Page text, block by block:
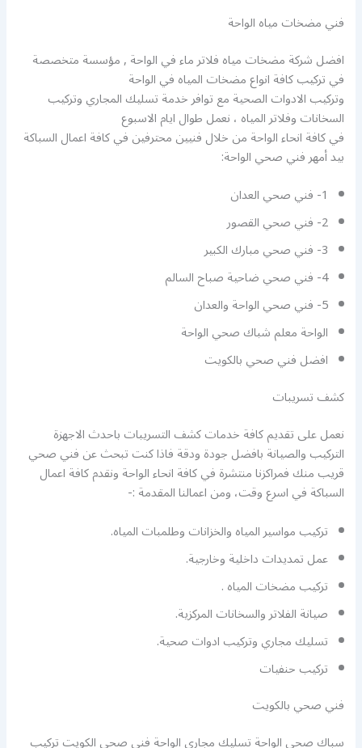
فني مضخات مياه الواحة
افضل شركة مضخات مياه فلاتر ماء في الواحة , مؤسسة متخصصة
في تركيب كافة انواع مضخات المياه في الواحة
وتركيب الادوات الصحية مع توافر خدمة تسليك المجاري وتركيب
السخانات وفلاتر المياه ، نعمل طوال ايام الاسبوع
في كافة انحاء الواحة من خلال فنيين محترفين في كافة اعمال السباكة
بيد أمهر فني صحي الواحة:
1- فني صحي العدان
2- فني صحي القصور
3- فني صحي مبارك الكبير
4- فني صحي ضاحية صباح السالم
5- فني صحي الواحة والعدان
الواحة معلم شباك صحي الواحة
افضل فني صحي بالكويت
كشف تسريبات
نعمل على تقديم كافة خدمات كشف التسريبات باحدث الاجهزة
التركيب والصيانة بافضل جودة ودقة فاذا كنت تبحث عن فني صحي
قريب منك فمراكزنا منتشرة في كافة انحاء الواحة ونقدم كافة اعمال
السباكة في اسرع وقت، ومن اعمالنا المقدمة :-
تركيب مواسير المياه والخزانات وطلمبات المياه.
عمل تمديدات داخلية وخارجية.
تركيب مضخات المياه .
صيانة الفلاتر والسخانات المركزية.
تسليك مجاري وتركيب ادوات صحية.
تركيب حنفيات
فني صحي بالكويت